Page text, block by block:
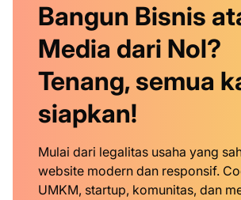
Bangun Bisnis
Media dari Nol?
Tenang, semua
siapkan!
Mulai dari legalitas usaha yang
website modern dan responsif.
UMKM, startup, komunitas, dan